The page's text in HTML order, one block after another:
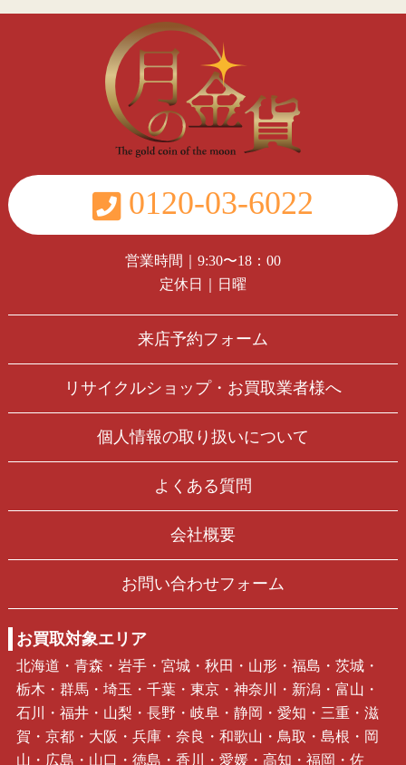
0120-03-6022
営業時間｜9:30〜18：00
定休日｜日曜
来店予約フォーム
リサイクルショップ・お買取業者様へ
個人情報の取り扱いについて
よくある質問
会社概要
お問い合わせフォーム
お買取対象エリア
北海道・青森・岩手・宮城・秋田・山形・福島・茨城・
栃木・群馬・埼玉・千葉・東京・神奈川・新潟・富山・
石川・福井・山梨・長野・岐阜・静岡・愛知・三重・滋
賀・京都・大阪・兵庫・奈良・和歌山・鳥取・島根・岡
山・広島・山口・徳島・香川・愛媛・高知・福岡・佐